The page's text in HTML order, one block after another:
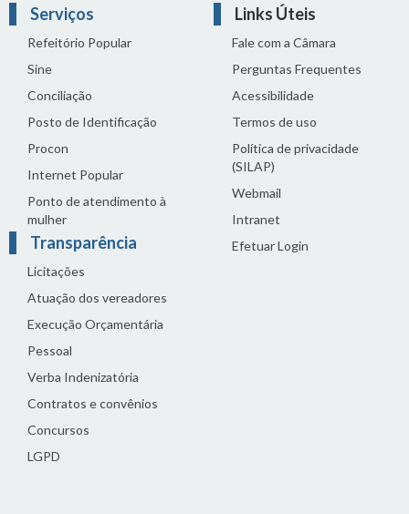
Serviços
Refeitório Popular
Sine
Conciliação
Posto de Identificação
Procon
Internet Popular
Ponto de atendimento à
mulher
Transparência
Licitações
Atuação dos vereadores
Execução Orçamentária
Pessoal
Verba Indenizatória
Contratos e convênios
Concursos
LGPD
Links Úteis
Fale com a Câmara
Perguntas Frequentes
Acessibilidade
Termos de uso
Política de privacidade
(SILAP)
Webmail
Intranet
Efetuar Login